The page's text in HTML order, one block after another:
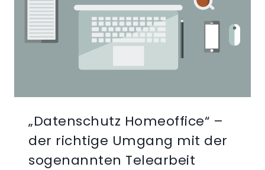
„Datenschutz Homeoffice“ –
der richtige Umgang mit der
sogenannten Telearbeit